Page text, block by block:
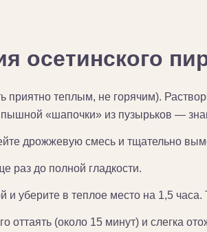
осетинского
приятно теплым, не горячим).
«шапочки» из пузырьков —
дрожжевую смесь и тщательно
раз до полной гладкости.
и уберите в теплое место на 1,5
(около 15 минут) и слегка